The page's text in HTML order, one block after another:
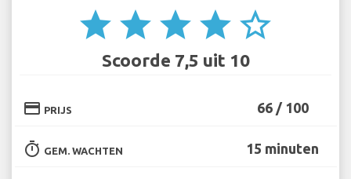
star star star star star_border
Scoorde 7,5 uit 10
credit_card PRIJS 66 / 100
timer GEM. WACHTEN 15 minuten